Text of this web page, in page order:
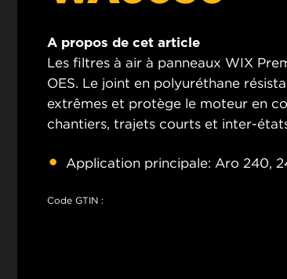
A propos de cet article
Les filtres à air à panneaux WIX
OES. Le joint en polyuréthane
extrêmes et protège le moteur en
chantiers, trajets courts et inter-
Application principale: Aro 240,
Code GTIN :